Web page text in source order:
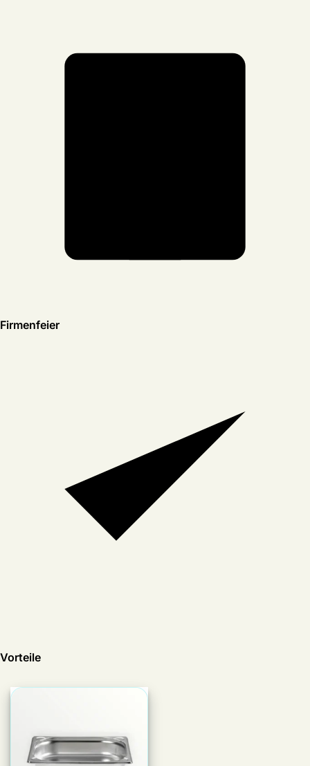
Firmenfeier
Vorteile